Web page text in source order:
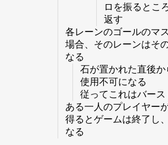
ロを振るとこ
返す
各レーンのゴールのマ
場合、そのレーンはそ
なる
石が置かれた直後
使用不可になる
従ってこれはバース
ある一人のプレイヤー
得るとゲームは終了し
なる